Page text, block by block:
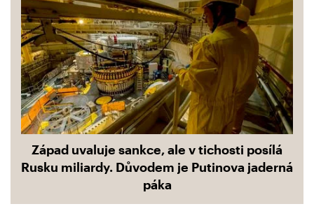
Západ uvaluje sankce, ale v tichosti posílá
Rusku miliardy. Důvodem je Putinova jaderná
páka